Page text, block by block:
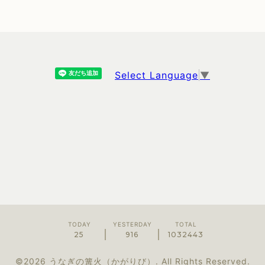
Select Language ▼
TODAY
25
YESTERDAY
916
TOTAL
1032443
©2026 うなぎの篝火（かがりび） . All Rights Reserved.